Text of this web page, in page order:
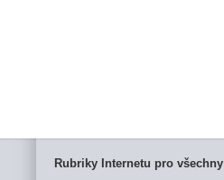
Rubriky Internetu pro všechny